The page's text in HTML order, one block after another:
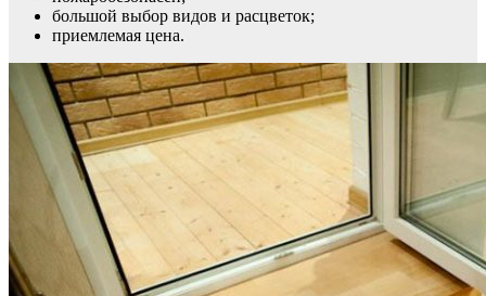
большой выбор видов и расцветок;
приемлемая цена.